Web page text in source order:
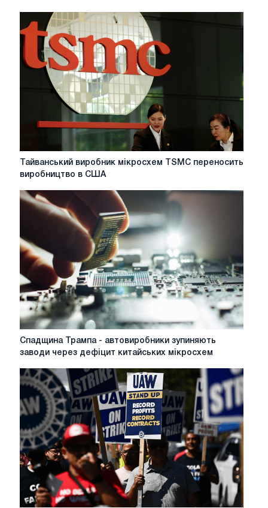
Тайванський
виробник
TSMC
переносить
виробництво
США
Тайванський виробник мікросхем TSMC переносить
виробництво в США
Спадщина
автовиробники
зупиняють
заводи
через
дефіцит
китайських
мікросхем
Спадщина Трампа - автовиробники зупиняють
заводи через дефіцит китайських мікросхем